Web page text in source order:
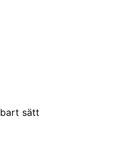
sätt